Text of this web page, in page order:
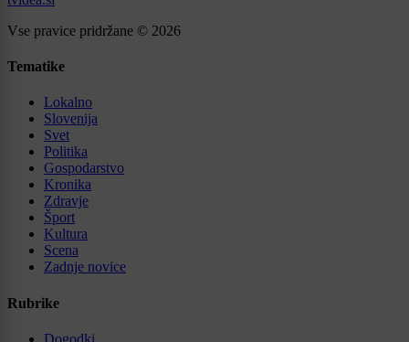
Vse pravice pridržane © 2026
Tematike
Lokalno
Slovenija
Svet
Politika
Gospodarstvo
Kronika
Zdravje
Šport
Kultura
Scena
Zadnje novice
Rubrike
Dogodki